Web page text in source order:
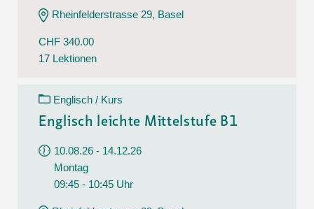
Rheinfelderstrasse 29, Basel
CHF 340.00
17 Lektionen
Englisch / Kurs
Englisch leichte Mittelstufe B1
10.08.26 - 14.12.26
Montag
09:45 - 10:45 Uhr